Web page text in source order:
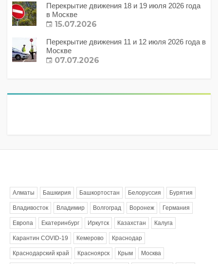
Перекрытие движения 18 и 19 июля 2026 года
в Москве
15.07.2026
Перекрытие движения 11 и 12 июля 2026 года в
Москве
07.07.2026
Алматы Башкирия Башкортостан Белоруссия Бурятия
Владивосток Владимир Волгоград Воронеж Германия
Европа Екатеринбург Иркутск Казахстан Калуга
Карантин COVID-19 Кемерово Краснодар
Краснодарский край Красноярск Крым Москва